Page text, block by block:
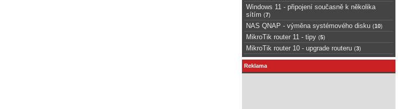
Windows 11 - připojení současně k několika
sítím (7)
NAS QNAP - výměna systémového disku (10)
MikroTik router 11 - tipy (5)
MikroTik router 10 - upgrade routeru (3)
Reklama